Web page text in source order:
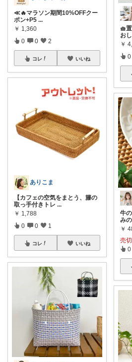
≪🔥マラソン期間10%OFFクー
ポン+P5 ...
￥ 1,360
0 0 2
コレ いいね
ありこま
【カフェの空気をまとう、籐の
取っ手付きトレ ...
￥ 1,788
0 0 1
コレ いいね
🧺
お
￥
0
牛
み
￥
売
0